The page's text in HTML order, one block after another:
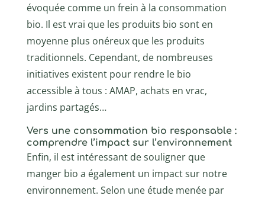
évoquée comme un frein à la consommation
bio. Il est vrai que les produits bio sont en
moyenne plus onéreux que les produits
traditionnels. Cependant, de nombreuses
initiatives existent pour rendre le bio
accessible à tous : AMAP, achats en vrac,
jardins partagés…
Vers une consommation bio responsable :
comprendre l’impact sur l’environnement
Enfin, il est intéressant de souligner que
manger bio a également un impact sur notre
environnement. Selon une étude menée par